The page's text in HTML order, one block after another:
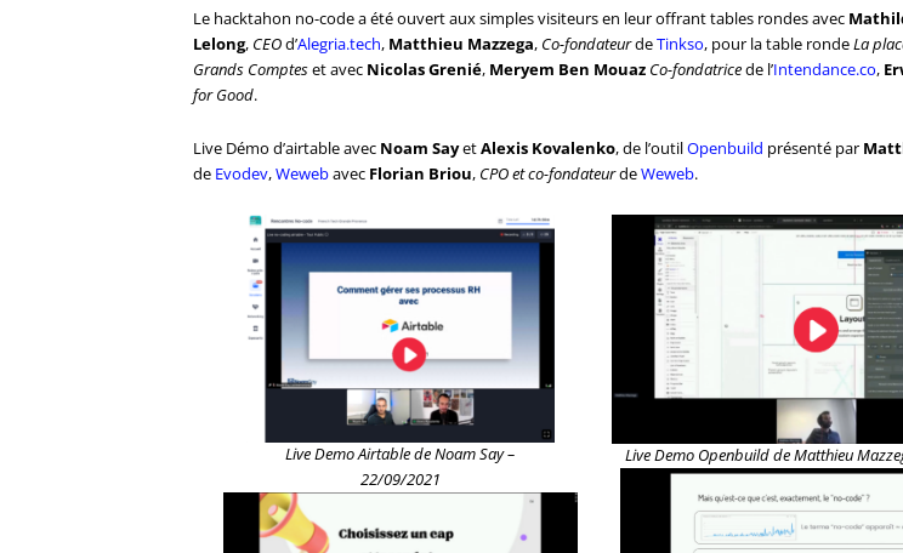
Le hacktahon no-code a été ouvert aux simples visiteurs en leur offrant tables rondes avec
Lelong,CEOd’Alegria.tech, Matthieu Mazzega, Co-fondateurdeTinkso, pour la table rondeLa
Grands Compteset avec Nicolas Grenié, Meryem Ben Mouaz Co-fondatricede l’Intendance.co,
for Good.
Live Démo d’airtable avec Noam SayetAlexis Kovalenko, de l’outilOpenbuild présenté par
de Evodev,Wewebavec Florian Briou, CPO et co-fondateurdeWeweb.
Live Demo Airtable de Noam Say –
22/09/2021
Live Demo Openbuild de Matthieu